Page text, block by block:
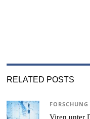
RELATED POSTS
FORSCHUNG
Viren unter